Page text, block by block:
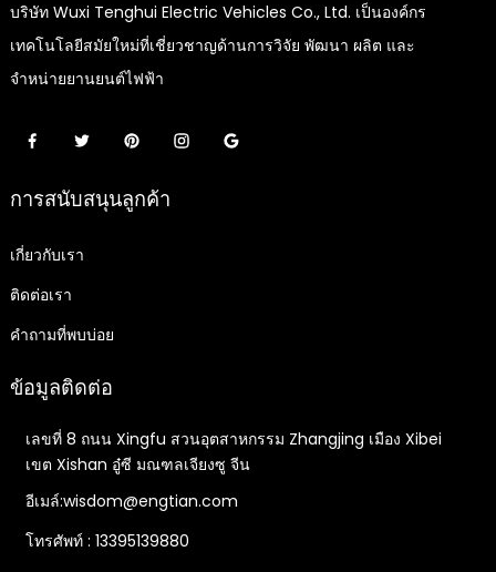
บริษัท Wuxi Tenghui Electric Vehicles Co., Ltd. เป็นองค์กร
เทคโนโลยีสมัยใหม่ที่เชี่ยวชาญด้านการวิจัย พัฒนา ผลิต และ
จำหน่ายยานยนต์ไฟฟ้า
การสนับสนุนลูกค้า
เกี่ยวกับเรา
ติดต่อเรา
คำถามที่พบบ่อย
ข้อมูลติดต่อ
เลขที่ 8 ถนน Xingfu สวนอุตสาหกรรม Zhangjing เมือง Xibei
เขต Xishan อู๋ซี มณฑลเจียงซู จีน
อีเมล์:wisdom@engtian.com
โทรศัพท์ : 13395139880